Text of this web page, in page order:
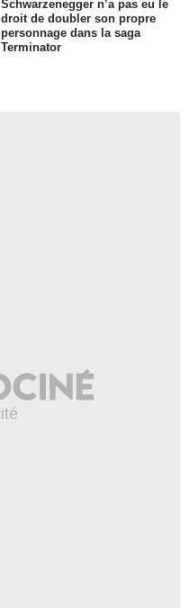
Schwarzenegger n’a pas eu le
droit de doubler son propre
personnage dans la saga
Terminator